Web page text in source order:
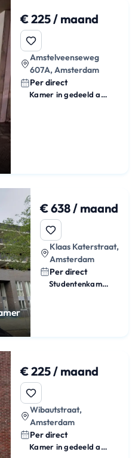
€ 225 / maand
Amstelveenseweg
607A, Amsterdam
Per direct
Kamer in gedeeld appartement
€ 638 / maand
Klaas Katerstraat,
Amsterdam
Per direct
Studentenkamer
€ 225 / maand
Wibautstraat,
Amsterdam
Per direct
Kamer in gedeeld appartement